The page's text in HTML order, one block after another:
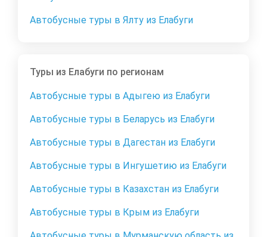
Автобусные туры в Ялту из Елабуги
Туры из Елабуги по регионам
Автобусные туры в Адыгею из Елабуги
Автобусные туры в Беларусь из Елабуги
Автобусные туры в Дагестан из Елабуги
Автобусные туры в Ингушетию из Елабуги
Автобусные туры в Казахстан из Елабуги
Автобусные туры в Крым из Елабуги